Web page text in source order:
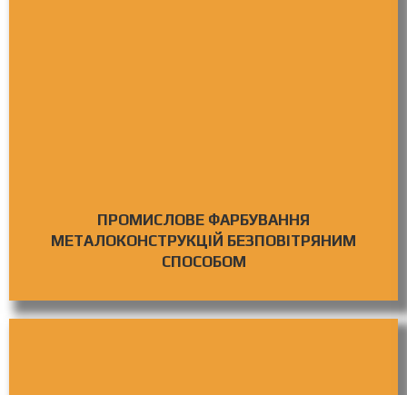
ПРОМИСЛОВЕ ФАРБУВАННЯ
МЕТАЛОКОНСТРУКЦІЙ БЕЗПОВІТРЯНИМ
СПОСОБОМ